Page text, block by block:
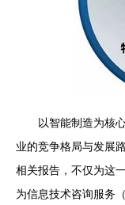
以智能制造为核
业的竞争格局与发展
相关报告，不仅为这
为信息技术咨询服务